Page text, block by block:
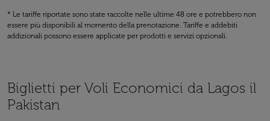
* Le tariffe riportate sono state raccolte nelle ultime 48 ore e potrebbero non
essere più disponibili al momento della prenotazione. Tariffe e addebiti
addizionali possono essere applicate per prodotti e servizi opzionali.
Biglietti per Voli Economici da Lagos il
Pakistan